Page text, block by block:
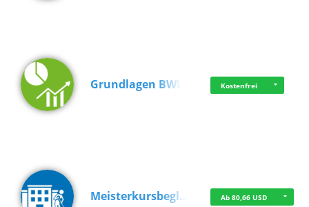
Grundlagen BWL Kostenfrei
Meisterkursbegl… Ab 80,66 USD